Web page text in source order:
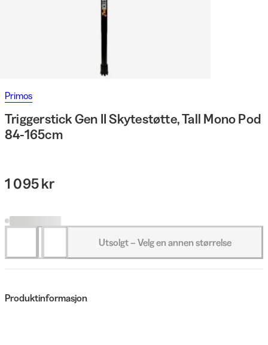
Primos
Triggerstick Gen II Skytestøtte, Tall Mono Pod
84-165cm
1 095 kr
Utsolgt – Velg en annen størrelse
Produktinformasjon